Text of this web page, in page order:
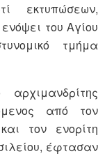
εκτυπώσεων,
του Αγίου
τμήμα
από τον
τον ενορίτη
έφτασαν